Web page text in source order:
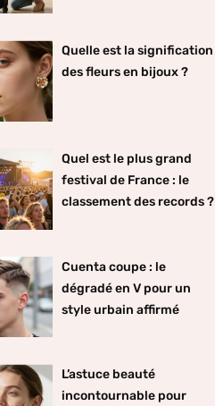
Quelle est la signification
des fleurs en bijoux ?
Quel est le plus grand
festival de France : le
classement des records ?
Cuenta coupe : le
dégradé en V pour un
style urbain affirmé
L’astuce beauté
incontournable pour